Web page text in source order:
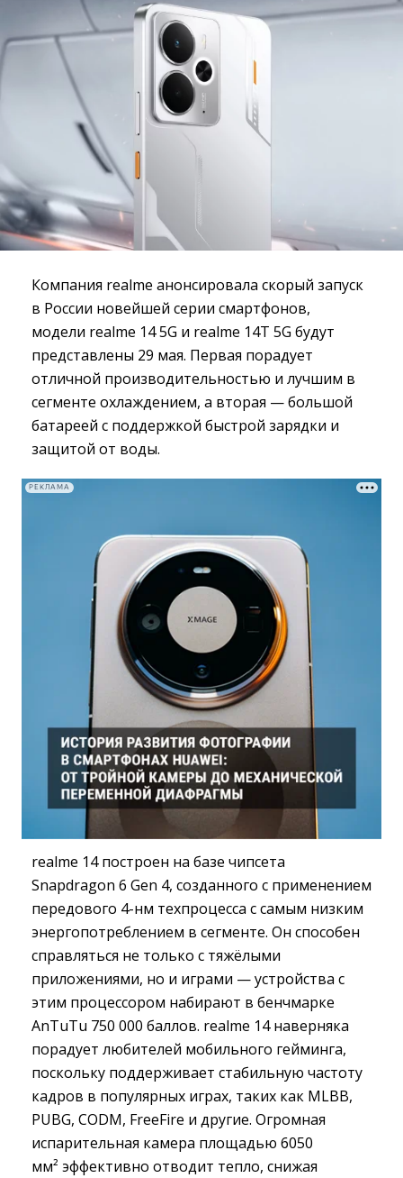
Компания realme анонсировала скорый запуск
в России новейшей серии смартфонов,
модели realme 14 5G и realme 14T 5G будут
представлены 29 мая. Первая порадует
отличной производительностью и лучшим в
сегменте охлаждением, а вторая — большой
батареей с поддержкой быстрой зарядки и
защитой от воды.
РЕКЛАМА
realme 14 построен на базе чипсета
Snapdragon 6 Gen 4, созданного с применением
передового 4-нм техпроцесса с самым низким
энергопотреблением в сегменте. Он способен
справляться не только с тяжёлыми
приложениями, но и играми — устройства с
этим процессором набирают в бенчмарке
AnTuTu 750 000 баллов. realme 14 наверняка
порадует любителей мобильного гейминга,
поскольку поддерживает стабильную частоту
кадров в популярных играх, таких как MLBB,
PUBG, CODM, FreeFire и другие. Огромная
испарительная камера площадью 6050
мм² эффективно отводит тепло, снижая